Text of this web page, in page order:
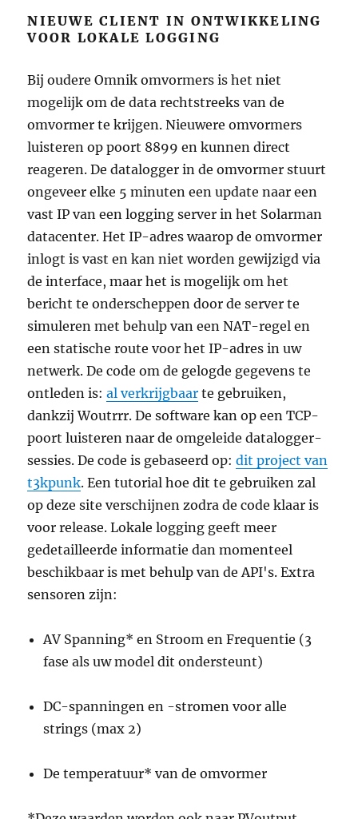
NIEUWE CLIENT IN ONTWIKKELING
VOOR LOKALE LOGGING
Bij oudere Omnik omvormers is het niet
mogelijk om de data rechtstreeks van de
omvormer te krijgen. Nieuwere omvormers
luisteren op poort 8899 en kunnen direct
reageren. De datalogger in de omvormer stuurt
ongeveer elke 5 minuten een update naar een
vast IP van een logging server in het Solarman
datacenter. Het IP-adres waarop de omvormer
inlogt is vast en kan niet worden gewijzigd via
de interface, maar het is mogelijk om het
bericht te onderscheppen door de server te
simuleren met behulp van een NAT-regel en
een statische route voor het IP-adres in uw
netwerk. De code om de gelogde gegevens te
ontleden is:al verkrijgbaar te gebruiken,
dankzij Woutrrr. De software kan op een TCP-
poort luisteren naar de omgeleide datalogger-
sessies. De code is gebaseerd op:dit project van
t3kpunk. Een tutorial hoe dit te gebruiken zal
op deze site verschijnen zodra de code klaar is
voor release. Lokale logging geeft meer
gedetailleerde informatie dan momenteel
beschikbaar is met behulp van de API's. Extra
sensoren zijn:
AV Spanning* en Stroom en Frequentie (3
fase als uw model dit ondersteunt)
DC-spanningen en -stromen voor alle
strings (max 2)
De temperatuur* van de omvormer